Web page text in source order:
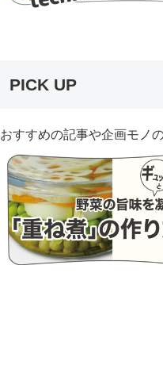
PICK UP
おすすめの記事や企画モノ